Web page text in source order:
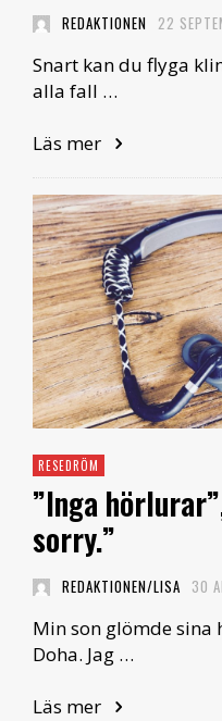
REDAKTIONEN 22
Snart kan du flyga
alla fall …
Läs mer
RESEDRÖM
”Inga
sorry.”
REDAKTIONEN/LISA 30
Min son glömde
Doha. Jag …
Läs mer